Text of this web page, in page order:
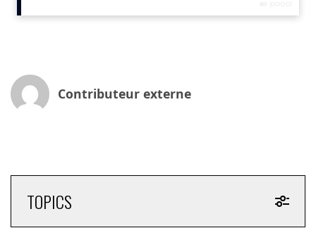
sentons forts, les possibles s’ouvrent et la peur
La puissance de l’imagination collaborative
L’écologiste et prospectiviste Rob Hopkins, dans son
challenges de l’époque. Nous avons besoin d’exercer
une intelligence collective et transverse pour :
Contributeur externe
TOPICS